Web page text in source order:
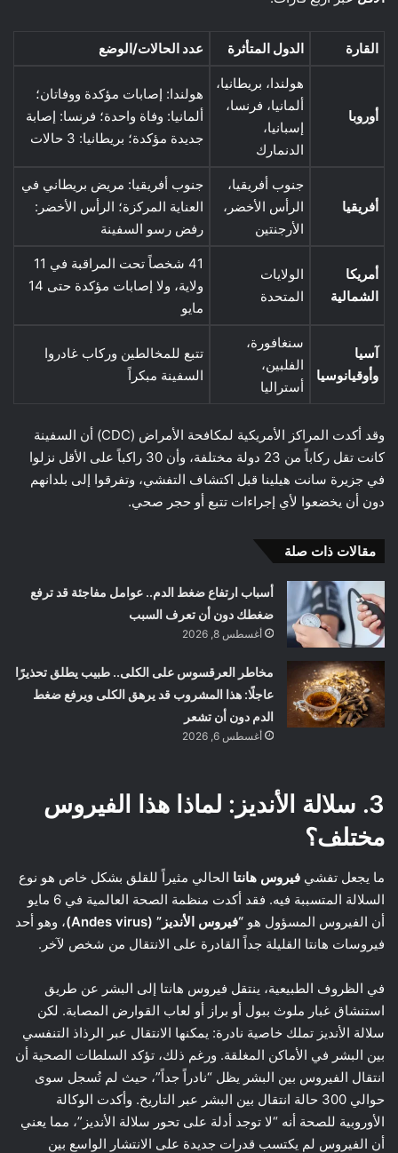
القارة الدول المتأثرة عدد الحالات/الوضع
أوروبا
هولندا، بريطانيا،
ألمانيا، فرنسا،
إسبانيا،
الدنمارك
هولندا: إصابات مؤكدة ووفاتان؛
ألمانيا: وفاة واحدة؛ فرنسا: إصابة
جديدة مؤكدة؛ بريطانيا: 3 حالات
أفريقيا
جنوب أفريقيا،
الرأس الأخضر،
الأرجنتين
جنوب أفريقيا: مريض بريطاني في
العناية المركزة؛ الرأس الأخضر:
رفض رسو السفينة
أمريكا
الشمالية
الولايات
المتحدة
41 شخصاً تحت المراقبة في 11
ولاية، ولا إصابات مؤكدة حتى 14
مايو
آسيا
وأوقيانوسيا
سنغافورة،
الفلبين،
أستراليا
تتبع للمخالطين وركاب غادروا
السفينة مبكراً
وقد أكدت المراكز الأمريكية لمكافحة الأمراض (CDC) أن السفينة
كانت تقل ركاباً من 23 دولة مختلفة، وأن 30 راكباً على الأقل نزلوا
في جزيرة سانت هيلينا قبل اكتشاف التفشي، وتفرقوا إلى بلدانهم
دون أن يخضعوا لأي إجراءات تتبع أو حجر صحي.
مقالات ذات صلة
أسباب ارتفاع ضغط الدم.. عوامل مفاجئة قد ترفع
ضغطك دون أن تعرف السبب
أغسطس 8, 2026
مخاطر العرقسوس على الكلى.. طبيب يطلق تحذيرًا
عاجلًا: هذا المشروب قد يرهق الكلى ويرفع ضغط
الدم دون أن تشعر
أغسطس 6, 2026
3. سلالة الأنديز: لماذا هذا الفيروس
مختلف؟
ما يجعل تفشي فيروس هانتا الحالي مثيراً للقلق بشكل خاص هو نوع
السلالة المتسببة فيه. فقد أكدت منظمة الصحة العالمية في 6 مايو
أن الفيروس المسؤول هو “فيروس الأنديز” (Andes virus)
، وهو أحد
فيروسات هانتا القليلة جداً القادرة على الانتقال من شخص لآخر.
في الظروف الطبيعية، ينتقل فيروس هانتا إلى البشر عن طريق
استنشاق غبار ملوث ببول أو براز أو لعاب القوارض المصابة. لكن
سلالة الأنديز تملك خاصية نادرة: يمكنها الانتقال عبر الرذاذ التنفسي
بين البشر في الأماكن المغلقة. ورغم ذلك، تؤكد السلطات الصحية أن
انتقال الفيروس بين البشر يظل “نادراً جداً”، حيث لم تُسجل سوى
حوالي 300 حالة انتقال بين البشر عبر التاريخ. وأكدت الوكالة
الأوروبية للصحة أنه “لا توجد أدلة على تحور سلالة الأنديز”، مما يعني
أن الفيروس لم يكتسب قدرات جديدة على الانتشار الواسع بين